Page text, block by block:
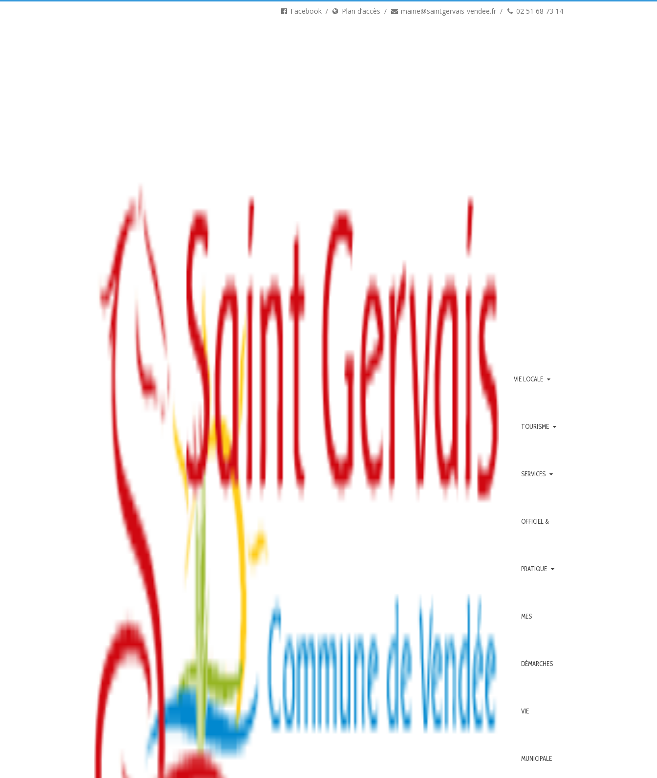
Facebook Plan d’accès mairie@saintgervais-vendee.fr 02 51 68 73 14
VIE LOCALE
TOURISME
SERVICES
OFFICIEL &
PRATIQUE
MES
DÉMARCHES
VIE
MUNICIPALE